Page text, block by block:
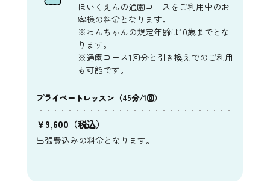
ほいくえんの通園コースをご利用中のお
客様の料金となります。
※わんちゃんの規定年齢は10歳までとな
ります。
※通園コース1回分と引き換えでのご利用
も可能です。
プライベートレッスン（45分/1回）
￥9,600（税込）
出張費込みの料金となります。